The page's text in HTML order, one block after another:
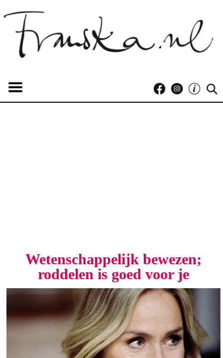
Wetenschappelijk bewezen;
roddelen is goed voor je